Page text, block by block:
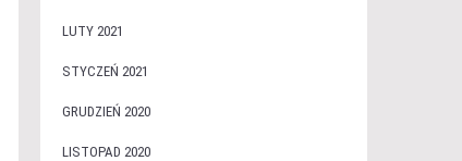
LUTY 2021
STYCZEŃ 2021
GRUDZIEŃ 2020
LISTOPAD 2020